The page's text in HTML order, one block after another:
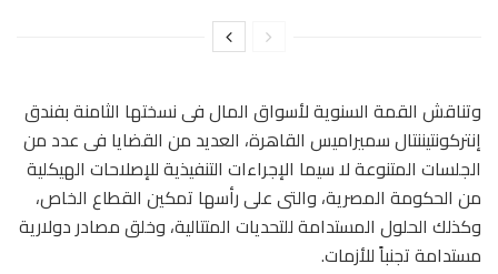
وتناقش القمة السنوية لأسواق المال فى نسختها الثامنة بفندق
إنتركونتيننتال سميراميس القاهرة، العديد من القضايا فى عدد من
الجلسات المتنوعة لا سيما الإجراءات التنفيذية للإصلاحات الهيكلية
من الحكومة المصرية، والتى على رأسها تمكين القطاع الخاص،
وكذلك الحلول المستدامة للتحديات المتتالية، وخلق مصادر دولارية
مستدامة تجنباً للأزمات.